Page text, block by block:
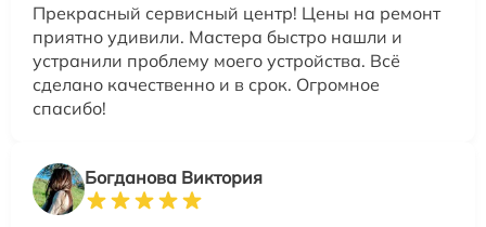
Прекрасный сервисный центр! Цены на ремонт
приятно удивили. Мастера быстро нашли и
устранили проблему моего устройства. Всё
сделано качественно и в срок. Огромное
спасибо!
Богданова Виктория